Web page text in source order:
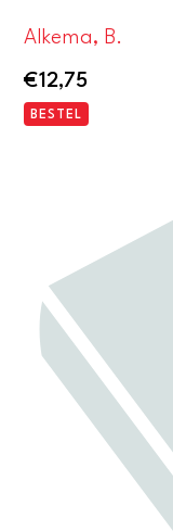
Alkema, B.
€12,75
BESTEL